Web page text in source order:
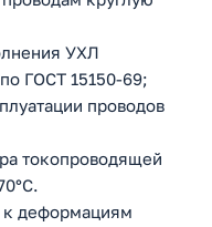
УХЛ
ГОСТ 15150-69;
проводов
токопроводящей
к деформациям